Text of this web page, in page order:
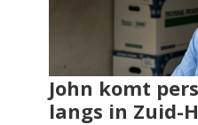
John komt
langs in Zuid-